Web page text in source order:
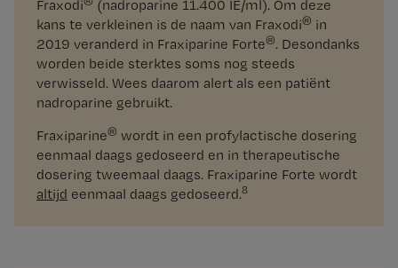
Fraxodi
(nadroparine 11.400 IE/ml). Om deze
kans te verkleinen is de naam van Fraxodi® in
2019 veranderd in Fraxiparine Forte®. Desondanks
worden beide sterktes soms nog steeds
verwisseld. Wees daarom alert als een patiënt
nadroparine gebruikt.
Fraxiparine® wordt in een profylactische dosering
eenmaal daags gedoseerd en in therapeutische
dosering tweemaal daags. Fraxiparine Forte wordt
altijd eenmaal daags gedoseerd.8